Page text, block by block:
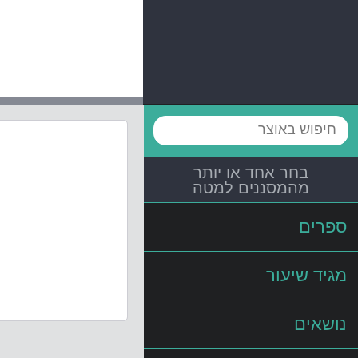
בחר אחד או יותר
מהמסננים למטה
ספרים
מגיד שיעור
נושאים